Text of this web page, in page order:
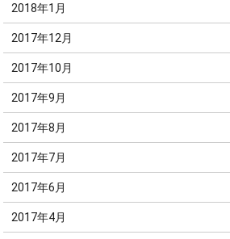
2018年1月
2017年12月
2017年10月
2017年9月
2017年8月
2017年7月
2017年6月
2017年4月